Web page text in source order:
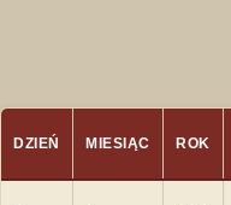
DZIEŃ MIESIĄC ROK